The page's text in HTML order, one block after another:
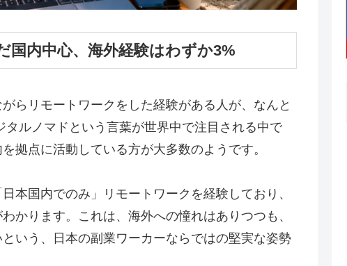
国内中心、海外経験はわずか3%
らリモートワークをした経験がある人が、なんと
ルノマドという言葉が世界中で注目される中で
拠点に活動している方が大多数のようです。
本国内でのみ」リモートワークを経験しており、
かります。これは、海外への憧れはありつつも、
いう、日本の副業ワーカーならではの堅実な姿勢